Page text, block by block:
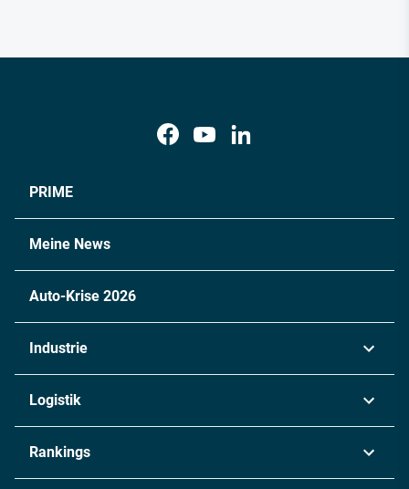
PRIME
Meine News
Auto-Krise 2026
Industrie
Chemie
Logistik
Rankings